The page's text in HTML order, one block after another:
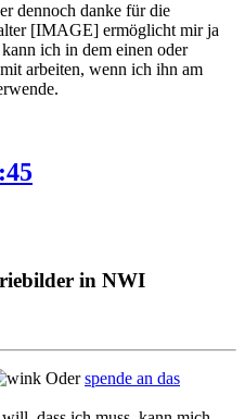
dennoch danke für die
[IMAGE] ermöglicht mir ja
ich in dem einen oder
arbeiten, wenn ich ihn am
in NWI
Oderspende an das